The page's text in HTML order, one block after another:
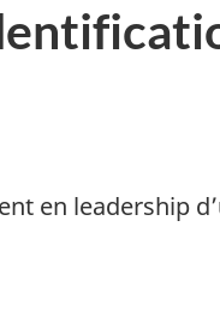
en leadership